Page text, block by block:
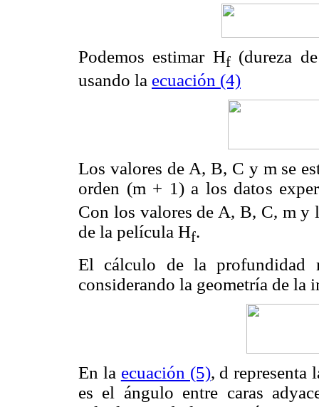
Podemos estimar Hf(dureza
usando la ecuación (4)
Los valores de A, B, C y m se
orden (m + 1) a los datos
Con los valores de A, B, C, m y
de la película Hf.
El cálculo de la profundidad
considerando la geometría de la
En la ecuación (5), d representa
es el ángulo entre caras